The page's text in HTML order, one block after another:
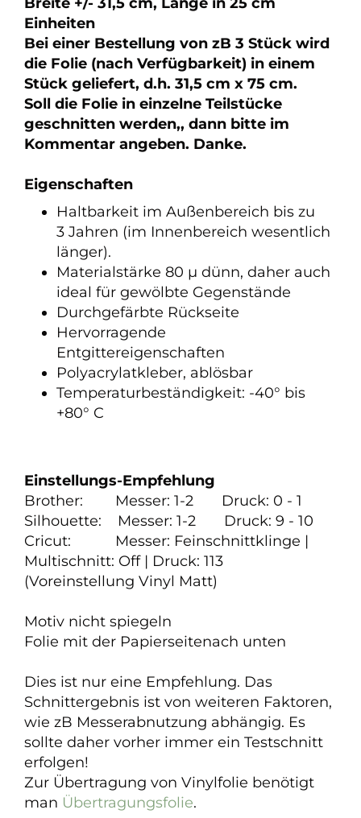
Einheiten
Bei einer Bestellung von zB 3 Stück wird
die Folie (nach Verfügbarkeit) in einem
Stück geliefert, d.h. 31,5 cm x 75 cm.
Soll die Folie in einzelne Teilstücke
geschnitten werden,, dann bitte im
Kommentar angeben. Danke.
Eigenschaften
Haltbarkeit im Außenbereich bis zu
3 Jahren (im Innenbereich wesentlich
länger).
Materialstärke 80 µ dünn, daher auch
ideal für gewölbte Gegenstände
Durchgefärbte Rückseite
Hervorragende
Entgittereigenschaften
Polyacrylatkleber, ablösbar
Temperaturbeständigkeit: -40° bis
+80° C
Einstellungs-Empfehlung
Brother: Messer: 1-2 Druck: 0 - 1
Silhouette: Messer: 1-2 Druck: 9 - 10
Cricut: Messer: Feinschnittklinge |
Multischnitt: Off | Druck: 113
(Voreinstellung Vinyl Matt)
Motiv nicht spiegeln
Folie mit der Papierseitenach unten
Dies ist nur eine Empfehlung. Das
Schnittergebnis ist von weiteren Faktoren,
wie zB Messerabnutzung abhängig. Es
sollte daher vorher immer ein Testschnitt
erfolgen!
Zur Übertragung von Vinylfolie benötigt
man Übertragungsfolie.